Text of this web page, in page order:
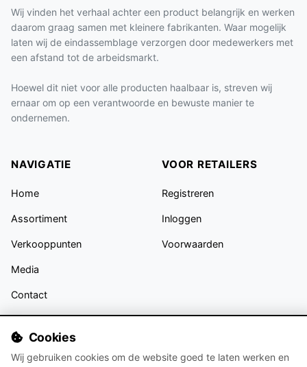
Wij vinden het verhaal achter een product belangrijk en werken
daarom graag samen met kleinere fabrikanten. Waar mogelijk
laten wij de eindassemblage verzorgen door medewerkers met
een afstand tot de arbeidsmarkt.
Hoewel dit niet voor alle producten haalbaar is, streven wij
ernaar om op een verantwoorde en bewuste manier te
ondernemen.
NAVIGATIE
Home
Assortiment
Verkooppunten
Media
Contact
VOOR RETAILERS
Registreren
Inloggen
Voorwaarden
VOLG ONS
Cookies
Wij gebruiken cookies om de website goed te laten werken en